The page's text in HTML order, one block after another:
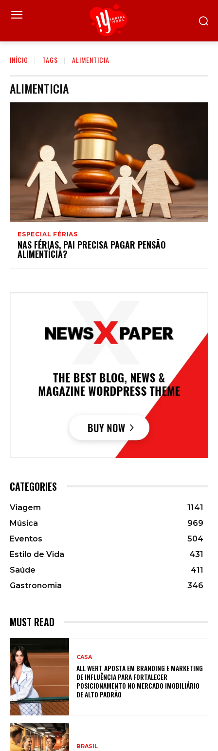
INÍCIO TAGS ALIMENTICIA
ALIMENTICIA
ESPECIAL FÉRIAS
NAS FÉRIAS, PAI PRECISA PAGAR PENSÃO
ALIMENTÍCIA?
CATEGORIES
Viagem
1141
Música
969
Eventos
504
Estilo de Vida
431
Saúde
411
Gastronomia
346
MUST READ
CASA
ALL WERT APOSTA EM BRANDING E MARKETING
DE INFLUÊNCIA PARA FORTALECER
POSICIONAMENTO NO MERCADO IMOBILIÁRIO
DE ALTO PADRÃO
BRASIL